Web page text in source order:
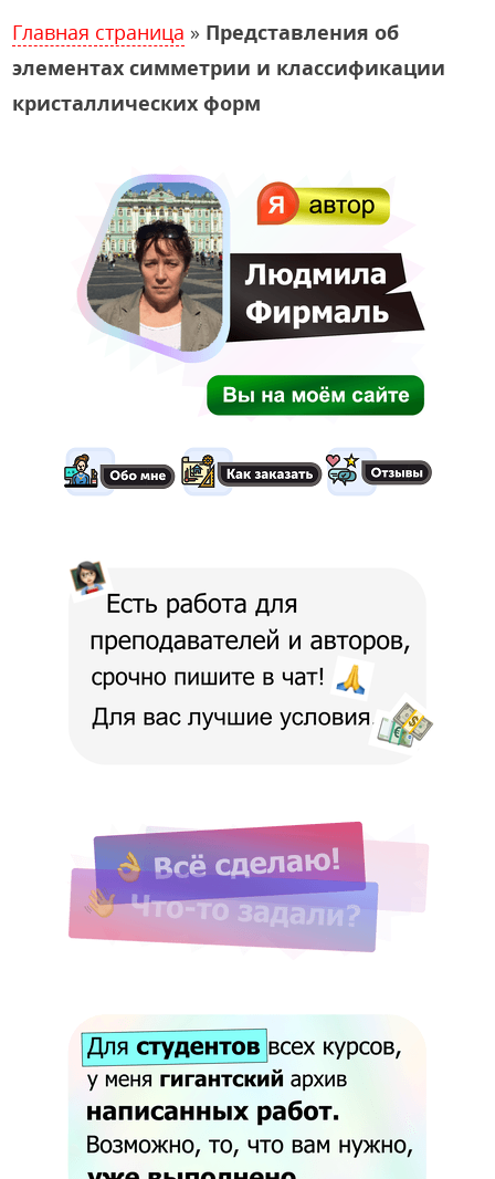
Главная страница » Представления об
элементах симметрии и классификации
кристаллических форм